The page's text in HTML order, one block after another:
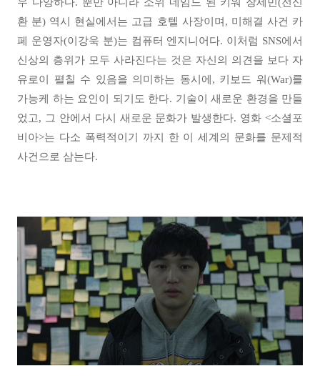
환 분) 역시 현실에서는 고급 호텔 사장이며, 미해결 사건 카
페 운영자(이강욱 분)는 컴퓨터 엔지니어다. 이처럼 SNS에서
신상의 층위가 모두 사라진다는 것은 자신의 의견을 보다 자
유로이 펼칠 수 있음을 의미하는 동시에, 키보드 워(War)를
가능케 하는 요인이 되기도 한다. 기술이 새로운 환경을 만들
었고, 그 안에서 다시 새로운 문화가 발생한다. 영화 <소셜포
비아>는 다소 폭력적이기 까지 한 이 세계의 문화를 문제적
사건으로 삼는다.